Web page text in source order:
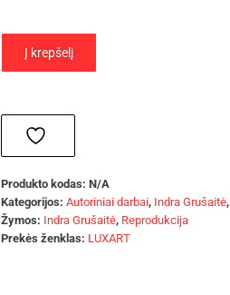
Į krepšelį
Produkto kodas: N/A
Kategorijos: Autoriniai darbai, Indra Grušaitė,
Žymos: Indra Grušaitė, Reprodukcija
Prekės ženklas: LUXART